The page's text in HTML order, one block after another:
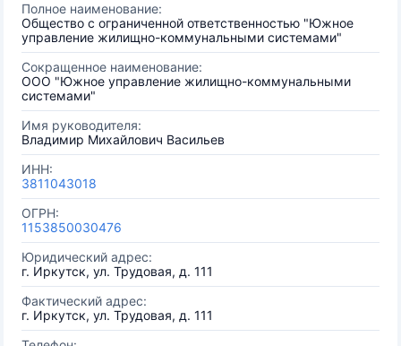
Полное наименование:
Общество с ограниченной ответственностью "Южное
управление жилищно-коммунальными системами"
Сокращенное наименование:
ООО "Южное управление жилищно-коммунальными
системами"
Имя руководителя:
Владимир Михайлович Васильев
ИНН:
3811043018
ОГРН:
1153850030476
Юридический адрес:
г. Иркутск, ул. Трудовая, д. 111
Фактический адрес:
г. Иркутск, ул. Трудовая, д. 111